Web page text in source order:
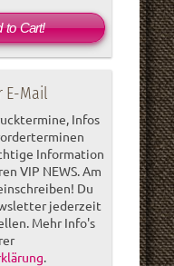
to Cart!
E-Mail
Infos
Information
NEWS. Am
Du
jederzeit
Info's